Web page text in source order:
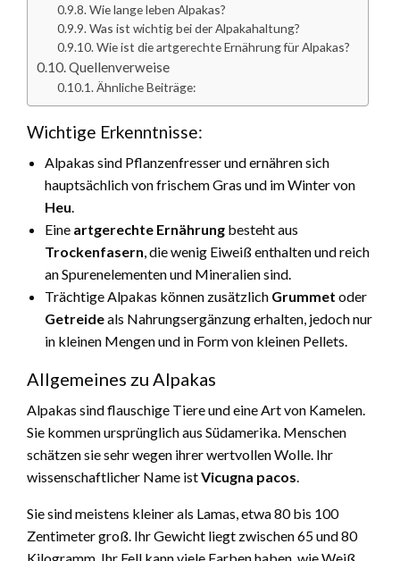
Wie lange leben Alpakas?
Was ist wichtig bei der Alpakahaltung?
Wie ist die artgerechte Ernährung für Alpakas?
Quellenverweise
Ähnliche Beiträge:
Wichtige Erkenntnisse:
Alpakas sind Pflanzenfresser und ernähren sich
hauptsächlich von frischem Gras und im Winter von
Heu.
Eine artgerechte Ernährung besteht aus
Trockenfasern, die wenig Eiweiß enthalten und reich
an Spurenelementen und Mineralien sind.
Trächtige Alpakas können zusätzlich Grummet oder
Getreideals Nahrungsergänzung erhalten, jedoch nur
in kleinen Mengen und in Form von kleinen Pellets.
Allgemeines zu Alpakas
Alpakas sind flauschige Tiere und eine Art von Kamelen.
Sie kommen ursprünglich aus Südamerika. Menschen
schätzen sie sehr wegen ihrer wertvollen Wolle. Ihr
wissenschaftlicher Name istVicugna pacos.
Sie sind meistens kleiner als Lamas, etwa 80 bis 100
Zentimeter groß. Ihr Gewicht liegt zwischen 65 und 80